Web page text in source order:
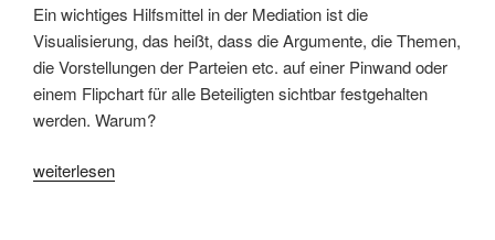
Ein wichtiges Hilfsmittel in der Mediation ist die
Visualisierung, das heißt, dass die Argumente, die Themen,
die Vorstellungen der Parteien etc. auf einer Pinwand oder
einem Flipchart für alle Beteiligten sichtbar festgehalten
werden. Warum?
„Mediation
weiterlesen